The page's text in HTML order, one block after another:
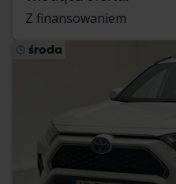
Z finansowaniem
środa